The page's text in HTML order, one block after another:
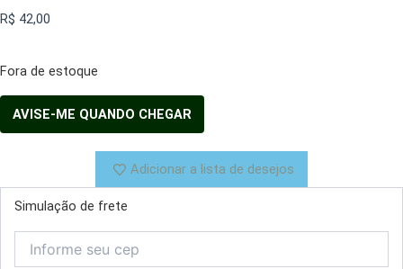
R$ 42,00
Fora de estoque
Adicionar a lista de desejos
Simulação de frete